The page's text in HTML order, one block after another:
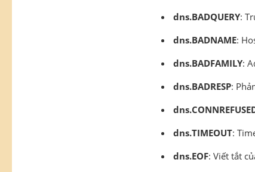
dns.BADQUERY:
dns.BADNAME:
dns.BADFAMILY:
dns.BADRESP:
dns.TIMEOUT:
dns.EOF: Viết tắt